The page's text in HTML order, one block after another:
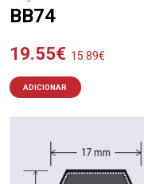
BB74
19.55€ 15.89€
ADICIONAR